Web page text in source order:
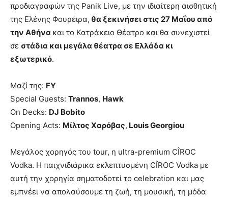
προδιαγραφών της Panik Live, με την ιδιαίτερη αισθητική
της Ελένης Φουρέιρα, θα ξεκινήσει στις 27 Μαΐου από
την Αθήνα και το Κατράκειο Θέατρο και θα συνεχιστεί
σε στάδια και μεγάλα θέατρα σε Ελλάδα κι
εξωτερικό.
Μαζί της: FY
Special Guests: Trannos, Hawk
On Decks: DJ Bobito
Opening Acts: Μίλτος Χαρόβας, Louis Georgiou
Μεγάλος χορηγός του tour, η ultra-premium CÎROC
Vodka. Η παιχνιδιάρικα εκλεπτυσμένη CÎROC Vodka με
αυτή την χορηγία σηματοδοτεί το celebration και μας
εμπνέει να απολαύσουμε τη ζωή, τη μουσική, τη μόδα